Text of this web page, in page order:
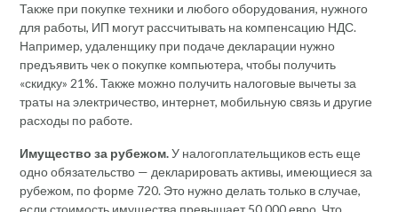
Также при покупке техники и любого оборудования, нужного
для работы, ИП могут рассчитывать на компенсацию НДС.
Например, удаленщику при подаче декларации нужно
предъявить чек о покупке компьютера, чтобы получить
«скидку» 21%. Также можно получить налоговые вычеты за
траты на электричество, интернет, мобильную связь и другие
расходы по работе.
Имущество за рубежом.У налогоплательщиков есть еще
одно обязательство — декларировать активы, имеющиеся за
рубежом, по форме 720. Это нужно делать только в случае,
если стоимость имущества превышает 50 000 евро. Что